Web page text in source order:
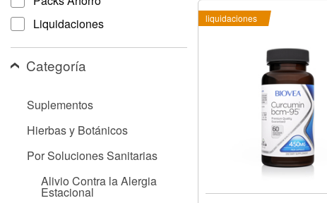
F11
para
sitio
personas
visual
Liquidaciones
Categoría
Suplementos
Hierbas y Botánicos
Por Soluciones Sanitarias
Alivio Contra la Alergia
Estacional
liquidaciones